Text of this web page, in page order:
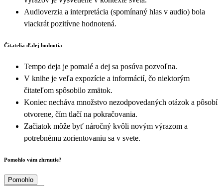
Audioverzia a interpretácia (spomínaný hlas v audio) bola
viackrát pozitívne hodnotená.
Čitatelia ďalej hodnotia
Tempo deja je pomalé a dej sa posúva pozvoľna.
V knihe je veľa expozície a informácií, čo niektorým
čitateľom spôsobilo zmätok.
Koniec necháva množstvo nezodpovedaných otázok a pôsobí
otvorene, čím tlačí na pokračovania.
Začiatok môže byť náročný kvôli novým výrazom a
potrebnému zorientovaniu sa v svete.
Pomohlo vám zhrnutie?
Pomohlo